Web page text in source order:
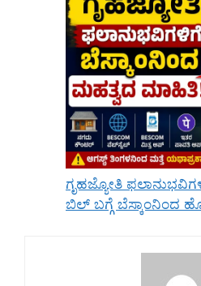
ಗೃಹಜ್ಯೋತಿ
ಬಿಲ್ ಬಗ್ಗೆ ಬೆಸ್ಕಾಂನಿಂದ